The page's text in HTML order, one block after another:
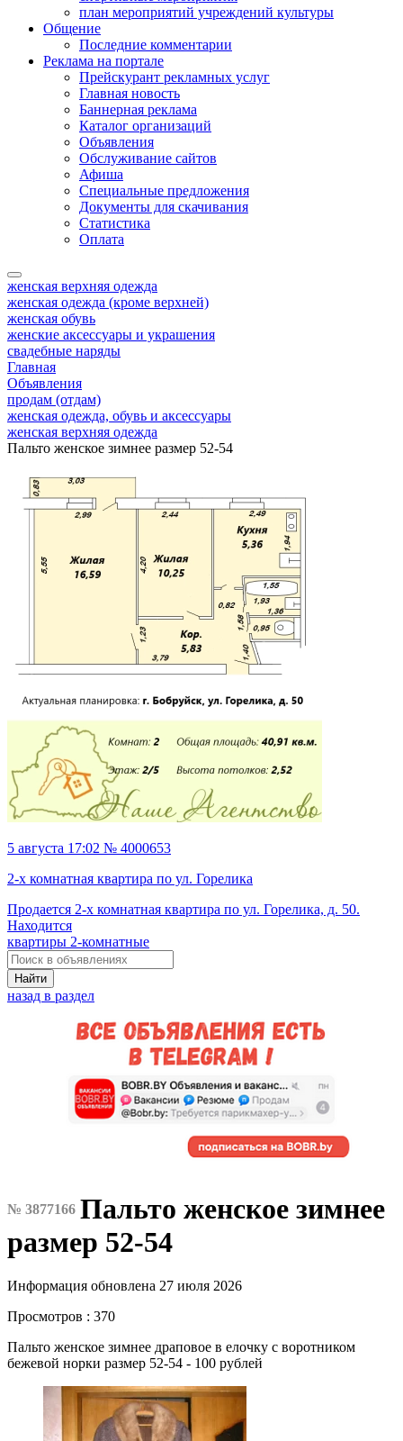
план мероприятий учреждений культуры
Общение
Последние комментарии
Реклама на портале
Прейскурант рекламных услуг
Главная новость
Баннерная реклама
Каталог организаций
Объявления
Обслуживание сайтов
Афиша
Специальные предложения
Документы для скачивания
Статистика
Оплата
женская верхняя одежда
женская одежда (кроме верхней)
женская обувь
женские аксессуары и украшения
свадебные наряды
Главная
Объявления
продам (отдам)
женская одежда, обувь и аксессуары
женская верхняя одежда
Пальто женское зимнее размер 52-54
5 августа 17:02 № 4000653
2-х комнатная квартира по ул. Горелика
Продается 2-х комнатная квартира по ул. Горелика, д. 50.
Находится
квартиры 2-комнатные
Найти
назад в раздел
№ 3877166 Пальто женское зимнее
размер 52-54
Информация обновлена 27 июля 2026
Просмотров : 370
Пальто женское зимнее драповое в елочку с воротником
бежевой норки размер 52-54 - 100 рублей